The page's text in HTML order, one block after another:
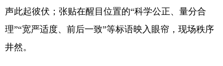
声此起彼伏；张贴在醒目位置的“科学公正、量分合
理”“宽严适度、前后一致”等标语映入眼帘，现场秩序
井然。